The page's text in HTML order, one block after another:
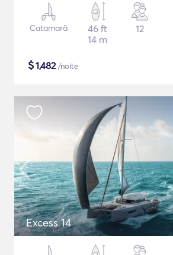
Catamarã
46 ft
14 m
12
$1,482/noite
Excess 14